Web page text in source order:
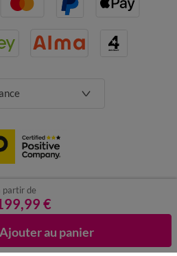
partir de
€
Ajouter au panier
Données personnelles